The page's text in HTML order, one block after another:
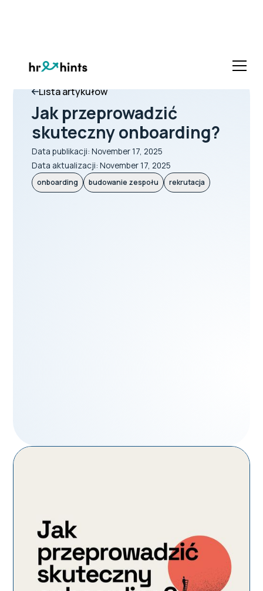
Lista artykułów
Jak przeprowadzić
skuteczny onboarding?
Data publikacji: November 17, 2025
Data aktualizacji: November 17, 2025
onboarding budowanie zespołu rekrutacja